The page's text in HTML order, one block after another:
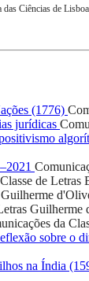
das Ciências de Lisboa
(1776)
jurídicas
de Letras
Guilherme
Guilherme
da
sobre o
na Índia